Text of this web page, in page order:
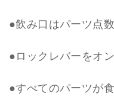
●飲み口はパーツ点
●ロックレバーをオ
●すべてのパーツが